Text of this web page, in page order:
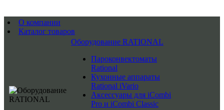
О компании
Каталог товаров
Оборудование RATIONAL
Пароконвектоматы
Rational
Кухонные аппараты
Rational iVario
Аксессуары для iCombi
Pro и iCombi Classic